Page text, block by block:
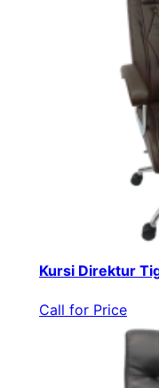
Kursi Direktur
Call for Price